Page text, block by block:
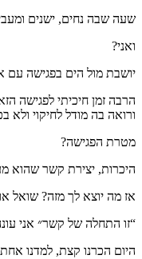
שעה שבה נחים, ישנים
ואני?
יושבת מול הים בפגישה
הרבה זמן חיכיתי לפגישה
ורואה בה מודל לחיקוי ולא
מטרת הפגישה?
היכרות, יצירת קשר שהוא
אז מה יוצא לך מזה? שואל
“זו התחלה של קשר״ אני
היום הכרנו קצת, למדנו